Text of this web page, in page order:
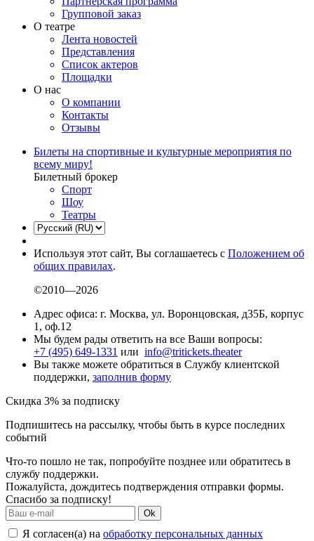
Групповой заказ
О театре
Лента новостей
Представления
Список актеров
Площадки
О нас
О компании
Контакты
Отзывы
Билеты на спортивные и культурные мероприятия по
всему миру!
Билетный брокер
Спорт
Шоу
Театры
Используя этот сайт, Вы соглашаетесь с Положением об
общих правилах.
©2010—2026
Адрес офиса: г. Москва, ул. Воронцовская, д35Б, корпус
1, оф.12
Мы будем рады ответить на все Ваши вопросы:
+7 (495) 649-1331 или info@tritickets.theater
Вы также можете обратиться в Службу клиентской
поддержки, заполнив форму
Скидка 3% за подписку
Подпишитесь на рассылку, чтобы быть в курсе последних
событий
Что-то пошло не так, попробуйте позднее или обратитесь в
службу поддержки.
Пожалуйста, дождитесь подтверждения отправки формы.
Спасибо за подписку!
Ok
Я согласен(а) на обработку персональных данных